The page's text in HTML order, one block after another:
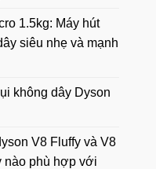
1.5kg: Máy hút
siêu nhẹ và mạnh
không dây Dyson
V8 Fluffy và V8
nào phù hợp với